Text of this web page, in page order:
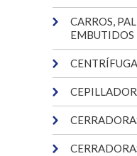
CARROS,
EMBUTIDOS